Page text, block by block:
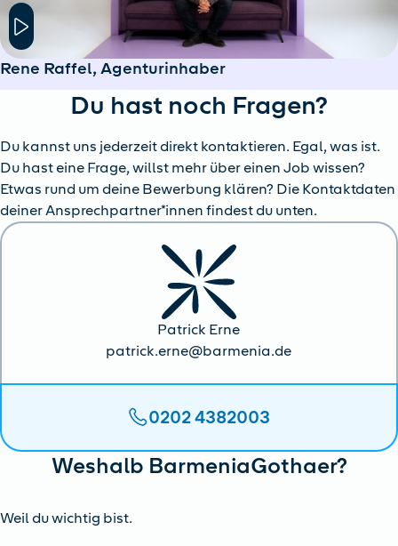
Hier klicken um das Modal Fenster zu öffnen
Rene Raffel, Agenturinhaber
Du hast noch Fragen?
Du kannst uns jederzeit direkt kontaktieren. Egal, was ist.
Du hast eine Frage, willst mehr über einen Job wissen?
Etwas rund um deine Bewerbung klären? Die Kontaktdaten
deiner Ansprechpartner*innen findest du unten.
Patrick Erne
patrick.erne@barmenia.de
0202 4382003
Weshalb BarmeniaGothaer?
Weil du wichtig bist.